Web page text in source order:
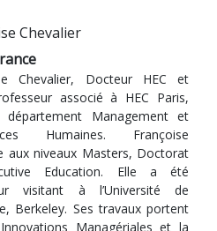
Chevalier
Chevalier, Docteur HEC et
associé à HEC Paris,
Management et
Humaines. Françoise
aux niveaux Masters, Doctorat
Education. Elle a été
visitant à l’Université de
Berkeley. Ses travaux portent
Managériales et la